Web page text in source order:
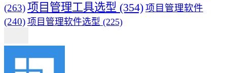
(263)项目管理工具选型 (354) 项目管理软件
(240) 项目管理软件选型 (225)